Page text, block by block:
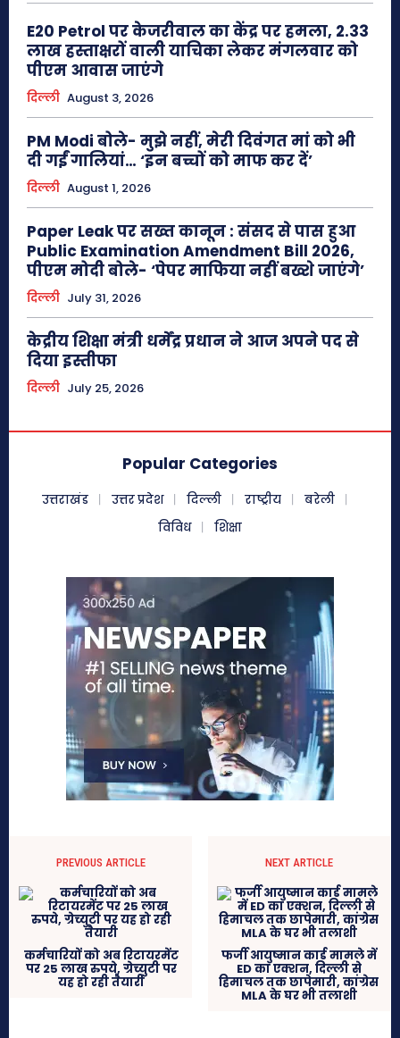
E20 Petrol पर केजरीवाल का केंद्र पर हमला, 2.33
लाख हस्ताक्षरों वाली याचिका लेकर मंगलवार को
पीएम आवास जाएंगे
दिल्ली August 3, 2026
PM Modi बोले- मुझे नहीं, मेरी दिवंगत मां को भी
दी गईं गालियां… ‘इन बच्चों को माफ कर दें’
दिल्ली August 1, 2026
Paper Leak पर सख्त कानून : संसद से पास हुआ
Public Examination Amendment Bill 2026,
पीएम मोदी बोले- ‘पेपर माफिया नहीं बख्शे जाएंगे’
दिल्ली July 31, 2026
केद्रीय शिक्षा मंत्री धर्मेंद्र प्रधान ने आज अपने पद से
दिया इस्तीफा
दिल्ली July 25, 2026
Popular Categories
उत्तराखंड उत्तर प्रदेश दिल्ली राष्ट्रीय
बरेली
विविध
शिक्षा
PREVIOUS ARTICLE
कर्मचारियों को अब रिटायरमेंट
पर 25 लाख रुपये, ग्रेच्युटी पर
यह हो रही तैयारी
NEXT ARTICLE
फर्जी आयुष्मान कार्ड मामले में
ED का एक्शन, दिल्ली से
हिमाचल तक छापेमारी, कांग्रेस
MLA के घर भी तलाशी